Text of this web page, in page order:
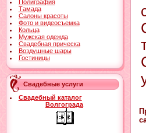
Полиграфия
Тамада
Салоны красоты
Фото и видеосъемка
Кольца
Мужская одежда
Свадебная прическа
Воздушные шары
Гостиницы
Свадебные услуги
Свадебный каталог
Волгограда